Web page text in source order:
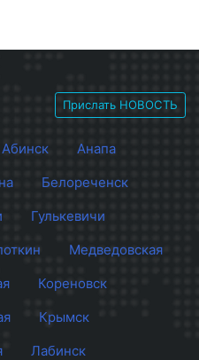
Прислать НОВОСТЬ
Абинск
Анапа
Белореченск
Гулькевичи
Медведовская
Кореновск
Крымск
Лабинск